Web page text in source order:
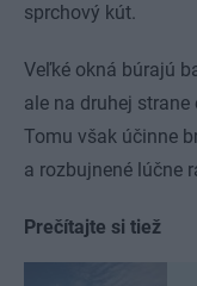
sprchový kút.
Veľké okná búrajú
ale na druhej
Tomu však účinne
a rozbujnené lúčne
Prečítajte si tiež